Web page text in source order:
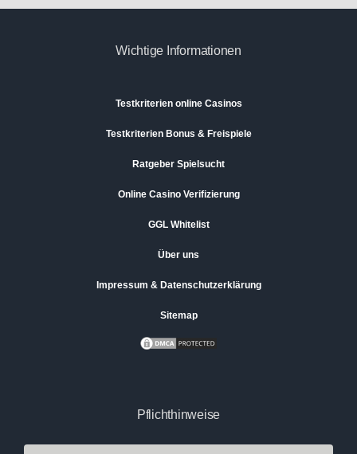
Wichtige Informationen
Testkriterien online Casinos
Testkriterien Bonus & Freispiele
Ratgeber Spielsucht
Online Casino Verifizierung
GGL Whitelist
Über uns
Impressum & Datenschutzerklärung
Sitemap
Pflichthinweise